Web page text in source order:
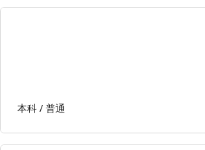
本科 / 普通